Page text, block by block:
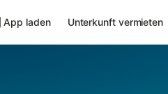
App laden Unterkunft vermieten